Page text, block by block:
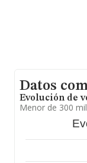
Datos
Evolución de
Menor de 300